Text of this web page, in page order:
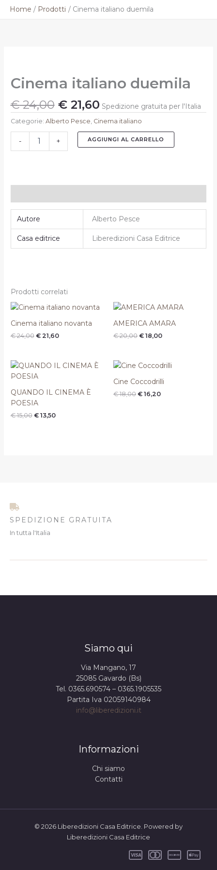
Home Prodotti Cinema italiano duemila
Cinema italiano duemila
€24,00
originale
era:
€ 24,00.
€21,60
attuale
è:
Spedizione gratuita per l'Italia
Categorie: Alberto Pesce Cinema italiano
-
quantità
+ AGGIUNGI AL CARRELLO
Autore Alberto Pesce
Casa editrice Liberedizioni Casa Editrice
Prodotti correlati
Cinema italiano novanta
€24,00
Il
originale
€ 24,00.
€21,60
Il
attuale
€ 21,60.
AMERICA AMARA
€20,00
Il
originale
€ 20,00.
€ 18,00
Il
attuale
€ 18,00.
QUANDO IL CINEMA È
POESIA
€15,00
Il
originale
€ 15,00.
€13,50
Il
€ 13,50.
Cine Coccodrilli
€18,00
Il
originale
era:
€ 18,00.
€ 16,20
Il
attuale
è:
€ 16,20.
SPEDIZIONE GRATUITA
In tutta l'Italia
Siamo qui
Via Mangano, 17
25085 Gavardo (Bs)
Tel. 0365.690574 – 0365.1905535
Partita Iva 02059140984
info@liberedizioni.it
Informazioni
Chi siamo
Contatti
© 2026 Liberedizioni Casa Editrice. Powered by
Liberedizioni Casa Editrice